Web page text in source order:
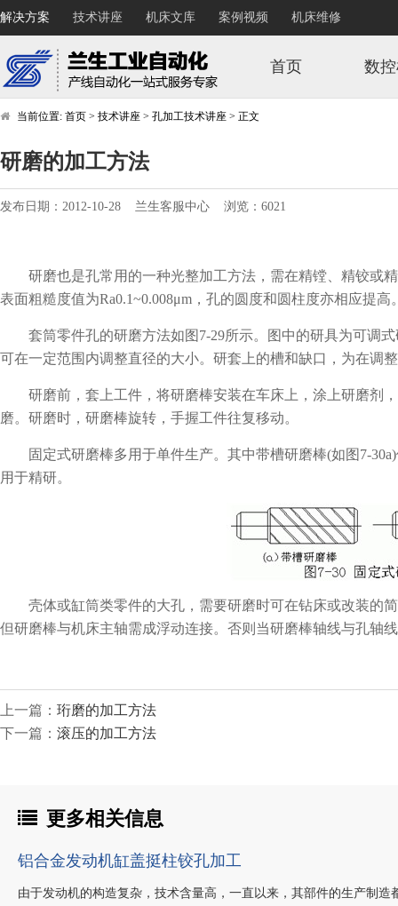
解决方案 技术讲座 机床文库 案例视频 机床维修
首页 数
当前位置: 首页 > 技术讲座 > 孔加工技术讲座 > 正文
研磨的加工方法
发布日期：2012-10-28 兰生客服中心 浏览：6021
研磨也是孔常用的一种光整加工方法，需在精镗、精铰或
表面粗糙度值为Ra0.1~0.008μm，孔的圆度和圆柱度亦相应提高
套筒零件孔的研磨方法如图7-29所示。图中的研具为可调式
可在一定范围内调整直径的大小。研套上的槽和缺口，为在调
研磨前，套上工件，将研磨棒安装在车床上，涂上研磨剂
磨。研磨时，研磨棒旋转，手握工件往复移动。
固定式研磨棒多用于单件生产。其中带槽研磨棒(如图7-30a)
用于精研。
壳体或缸筒类零件的大孔，需要研磨时可在钻床或改装的
但研磨棒与机床主轴需成浮动连接。否则当研磨棒轴线与孔轴
上一篇： 珩磨的加工方法
下一篇： 滚压的加工方法
更多相关信息
铝合金发动机缸盖挺柱铰孔加工
由于发动机的构造复杂，技术含量高，一直以来，其部件的生产制